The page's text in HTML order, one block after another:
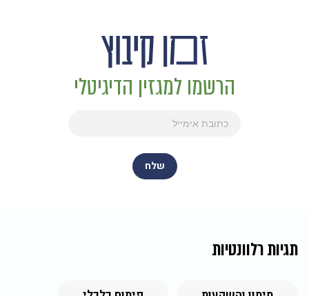
הרשמו למגזין הדיגיטלי
תגיות רלוונטיות